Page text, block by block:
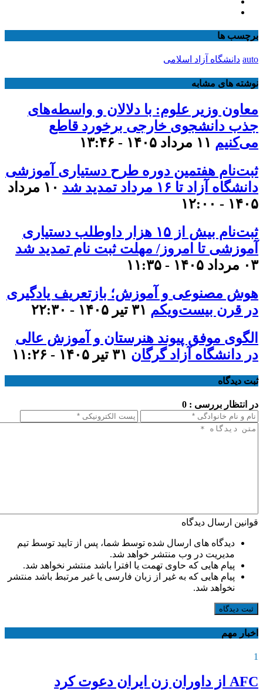
برچسب ها
auto دانشگاه آزاد اسلامی
نوشته های مشابه
معاون وزیر علوم: با دلالان و واسطه‌های
جذب دانشجوی خارجی برخورد قاطع
می‌کنیم ۱۱ مرداد ۱۴۰۵ - ۱۳:۴۶
ثبت‌نام هفتمین دوره طرح دستیاری آموزشی
دانشگاه آزاد تا ۱۶ مرداد تمدید شد
۱۰ مرداد
۱۴۰۵ - ۱۲:۰۰
ثبت‌نام بیش از ۱۵ هزار داوطلب دستیاری
آموزشی تا امروز/ مهلت ثبت نام تمدید شد
۰۳ مرداد ۱۴۰۵ - ۱۱:۳۵
هوش مصنوعی و آموزش؛ بازتعریف یادگیری
در قرن بیست‌ویکم ۳۱ تیر ۱۴۰۵ - ۲۲:۳۰
الگوی موفق پیوند هنرستان و آموزش عالی
در دانشگاه آزاد گرگان ۳۱ تیر ۱۴۰۵ - ۱۱:۲۶
ثبت دیدگاه
در انتظار بررسی : 0
قوانین ارسال دیدگاه
دیدگاه های ارسال شده توسط شما، پس از تایید توسط تیم
مدیریت در وب منتشر خواهد شد.
پیام هایی که حاوی تهمت یا افترا باشد منتشر نخواهد شد.
پیام هایی که به غیر از زبان فارسی یا غیر مرتبط باشد منتشر
نخواهد شد.
ثبت دیدگاه
اخبار مهم
1
AFC از داوران زن ایران دعوت کرد